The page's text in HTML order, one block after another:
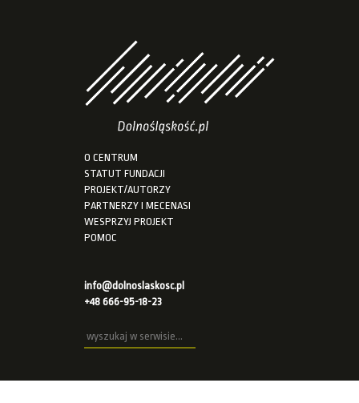
O CENTRUM
STATUT FUNDACJI
PROJEKT/AUTORZY
PARTNERZY I MECENASI
WESPRZYJ PROJEKT
POMOC
info@dolnoslaskosc.pl
+48 666-95-18-23